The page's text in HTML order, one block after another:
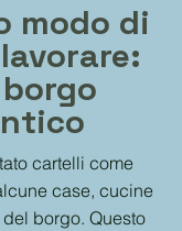
modo di
cartelli come
case, cucine
borgo. Questo